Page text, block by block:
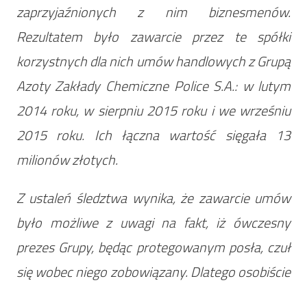
zaprzyjaźnionych z nim biznesmenów.
Rezultatem było zawarcie przez te spółki
korzystnych dla nich umów handlowych z Grupą
Azoty Zakłady Chemiczne Police S.A.: w lutym
2014 roku, w sierpniu 2015 roku i we wrześniu
2015 roku. Ich łączna wartość sięgała 13
milionów złotych.
Z ustaleń śledztwa wynika, że zawarcie umów
było możliwe z uwagi na fakt, iż ówczesny
prezes Grupy, będąc protegowanym posła, czuł
się wobec niego zobowiązany. Dlatego osobiście